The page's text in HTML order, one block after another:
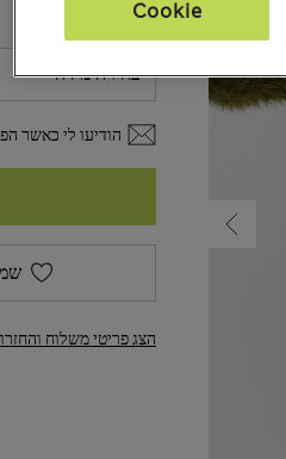
מידה
הודיעו לי כאשר
הצג פריטי משלוח
Cookie